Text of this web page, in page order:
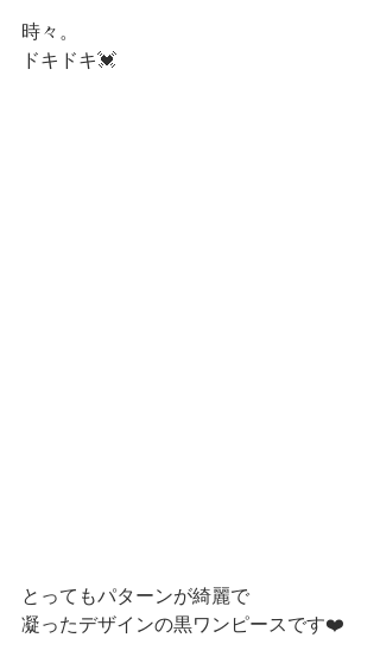
時々。
ドキドキ💓
とってもパターンが綺麗で
凝ったデザインの黒ワンピースです❤️